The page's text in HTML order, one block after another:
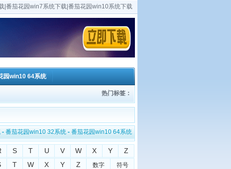
|番茄花园win7系统下载|番茄花园win10系统下载
园win10 64系统
热门标签：
- 番茄花园win10 32系统 - 番茄花园win10 64系统
S T U V W X Y
Z
T W X Y Z 数字 符号